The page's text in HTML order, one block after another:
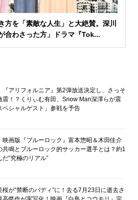
方を「素敵な人生」と大絶賛。深川
合わさった方」ドラマ『Tok...
『アリフォルニア』第2弾放送決定し、さっそ
震！？くりぃむ有田、Snow Man深澤らが震
ペシャルゲスト」参戦を予告
映画版『ブルーロック』富本惣昭＆木田佳介
共鳴とブルーロック的サッカー選手とは？約1
“究極のリアル”
が“禁断のバディ”に！去る7月23日に逝去さ